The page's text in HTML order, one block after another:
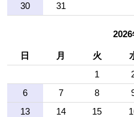
30
31
2026
日 月 火
1
6
7 8
13
14 15